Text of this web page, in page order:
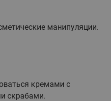
манипуляции.
кремами с
скрабами.